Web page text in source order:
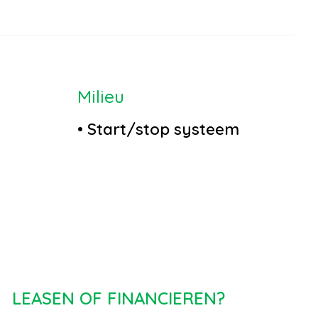
Milieu
• Start/stop systeem
LEASEN OF FINANCIEREN?